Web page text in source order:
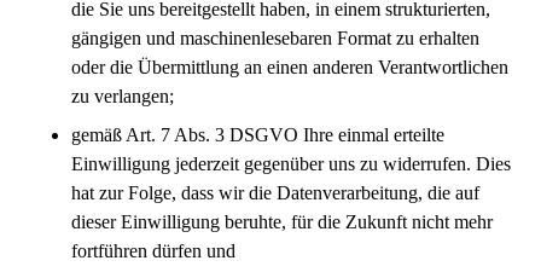
die Sie uns bereitgestellt haben, in einem strukturierten,
gängigen und maschinenlesebaren Format zu erhalten
oder die Übermittlung an einen anderen Verantwortlichen
zu verlangen;
gemäß Art. 7 Abs. 3 DSGVO Ihre einmal erteilte
Einwilligung jederzeit gegenüber uns zu widerrufen. Dies
hat zur Folge, dass wir die Datenverarbeitung, die auf
dieser Einwilligung beruhte, für die Zukunft nicht mehr
fortführen dürfen und